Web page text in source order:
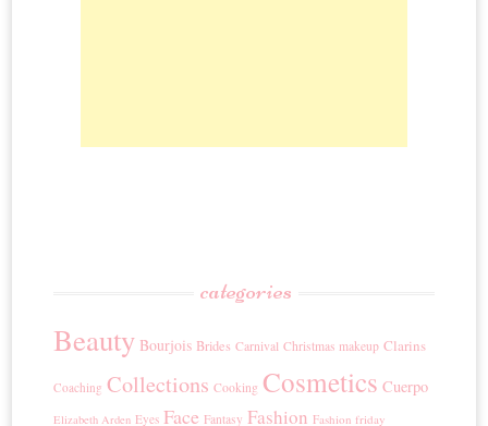
categories
Beauty Bourjois Brides Carnival Christmas makeup Clarins
Coaching Collections Cooking Cosmetics Cuerpo
Elizabeth Arden Eyes Face Fantasy Fashion Fashion friday